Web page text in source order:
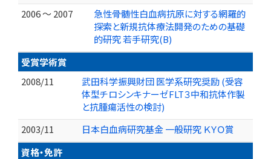
2006 ～ 2007
急性骨髄性白血病抗原に対する網羅的
探索と新規抗体療法開発のための基礎
的研究 若手研究(B)
受賞学術賞
2008/11
武田科学振興財団 医学系研究奨励 (受容
体型チロシンキナーゼFLT３中和抗体作製
と抗腫瘍活性の検討)
2003/11
日本白血病研究基金 一般研究 ＫＹＯ賞
資格・免許